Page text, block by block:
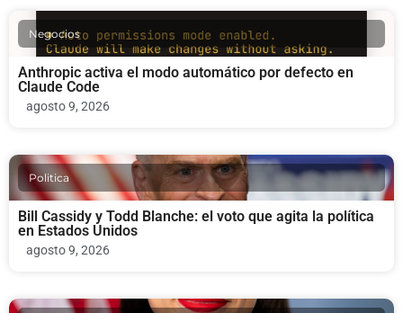
Negocios
Anthropic activa el modo automático por defecto en
Claude Code
agosto 9, 2026
Politica
Bill Cassidy y Todd Blanche: el voto que agita la política
en Estados Unidos
agosto 9, 2026